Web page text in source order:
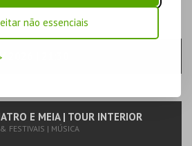
não essenciais
2026 | 21:30
E MEIA | TOUR INTERIOR
FESTIVAIS | MÚSICA